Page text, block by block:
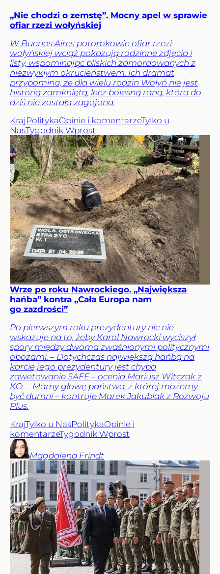
„Nie chodzi o zemstę”. Mocny apel w sprawie
ofiar rzezi wołyńskiej
W Buenos Aires potomkowie ofiar rzezi
wołyńskiej wciąż pokazują rodzinne zdjęcia i
listy, wspominając bliskich zamordowanych z
niezwykłym okrucieństwem. Ich dramat
przypomina, że dla wielu rodzin Wołyń nie jest
historią zamkniętą, lecz bolesną raną, która do
dziś nie została zagojona.
Kraj PolitykaOpinie i komentarzeTylko u
NasTygodnik Wprost
Wrze po roku Nawrockiego. „Największa
hańba” kontra „Cała Europa nam
go zazdrości”
Po pierwszym roku prezydentury nic nie
wskazuje na to, żeby Karol Nawrocki wyciszył
spory między dwoma zwaśnionymi politycznymi
obozami. – Dotychczas największą hańbą na
karcie jego prezydentury jest chyba
zawetowanie SAFE – ocenia Mariusz Witczak z
KO. – Mamy głowę państwa, z której możemy
być dumni – kontruje Marek Jakubiak z Rozwoju
Plus.
KrajTylko u NasPolitykaOpinie i
komentarzeTygodnik Wprost
Magdalena Frindt